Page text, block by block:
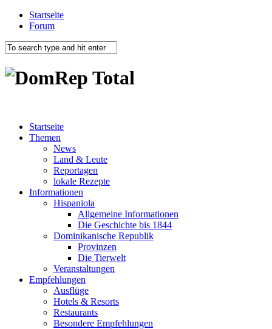
Startseite
Forum
Startseite
Themen
News
Land & Leute
Reportagen
lokale Rezepte
Informationen
Hispaniola
Allgemeine Informationen
Die Geschichte bis 1844
Dominikanische Republik
Provinzen
Die Tierwelt
Veranstaltungen
Empfehlungen
Ausflüge
Hotels & Resorts
Restaurants
Besondere Empfehlungen